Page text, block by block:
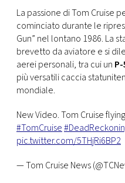
PRINCIPATO
DI
MONACO
RMC
CONSIGLIA
La passione di Tom Cruise
cominciato durante le
Gun” nel lontano 1986. La
brevetto da aviatore e si
aerei personali, tra cui un
più versatili caccia
mondiale.
New Video. Tom Cruise
#TomCruise
pic.twitter.com/5THjRi6BP2
— Tom Cruise News